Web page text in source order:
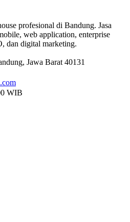
profesional di Bandung. Jasa
web application, enterprise
dan digital marketing.
, Jawa Barat 40131
WIB